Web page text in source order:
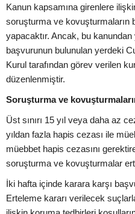
Kanun kapsamına girenlere
soruşturma ve kovuşturmaların
yapacaktır. Ancak, bu
başvurunun bulunulan yerdeki
Kurul tarafından görev verilen
düzenlenmiştir.
Soruşturma ve
Üst sınırı 15 yıl veya daha az
yıldan fazla hapis cezası ile
müebbet hapis cezasını
soruşturma ve kovuşturmalar
İki hafta içinde karara karşı
Erteleme kararı verilecek